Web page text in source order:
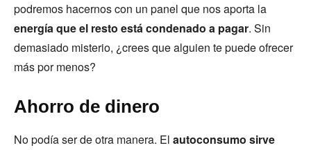
podremos hacernos con un panel que nos aporta la
energía que el resto está condenado a pagar. Sin
demasiado misterio, ¿crees que alguien te puede ofrecer
más por menos?
Ahorro de dinero
No podía ser de otra manera. El autoconsumo sirve